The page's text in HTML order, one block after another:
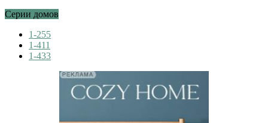
Серии домов
1-255
1-411
1-433